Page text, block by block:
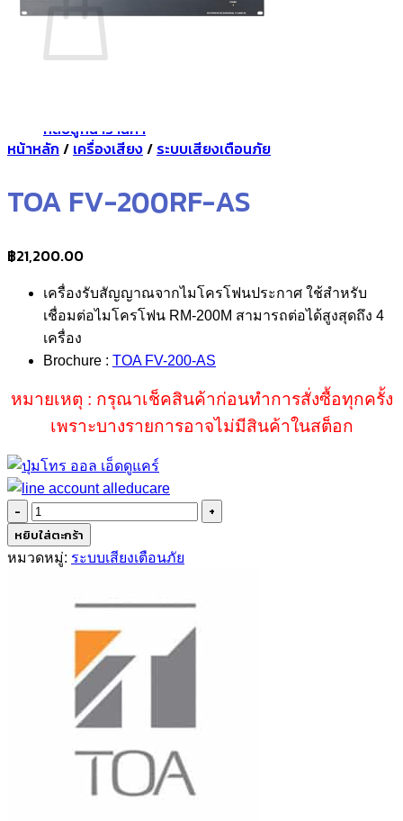
กลับสู่หน้าร้านค้า
หน้าหลัก / เครื่องเสียง/ ระบบเสียงเตือนภัย
TOA FV-200RF-AS
฿21,200.00
เครื่องรับสัญญาณจากไมโครโฟนประกาศ ใช้สำหรับ
เชื่อมต่อไมโครโฟน RM-200M สามารถต่อได้สูงสุดถึง 4
เครื่อง
Brochure : TOA FV-200-AS
หมายเหตุ : กรุณาเช็คสินค้าก่อนทำการสั่งซื้อทุกครั้ง
เพราะบางรายการอาจไม่มีสินค้าในสต็อก
จำนวน
TOA
FV-
หยิบใส่ตะกร้า
หมวดหมู่: ระบบเสียงเตือนภัย